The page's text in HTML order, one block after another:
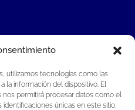
utilizamos tecnologías como las
la información del dispositivo. El
permitirá procesar datos como el
únicas en este sitio.